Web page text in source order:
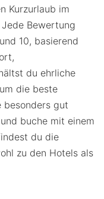
Kurzurlaub im
Bewertung
10, basierend
du ehrliche
die beste
besonders gut
buche mit einem
du die
zu den Hotels als